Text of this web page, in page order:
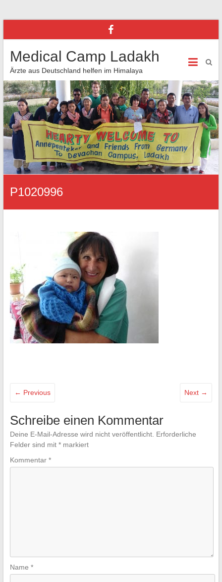
Medical Camp Ladakh
Ärzte aus Deutschland helfen im Himalaya
P1020996
← Previous Next →
Schreibe einen Kommentar
Deine E-Mail-Adresse wird nicht veröffentlicht. Erforderliche
Felder sind mit *markiert
Kommentar *
Name *